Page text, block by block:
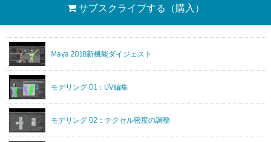
サブスクライブする （購入）
Maya 2018新機能ダイジェスト
モデリング 01：UV編集
モデリング 02：テクセル密度の調整